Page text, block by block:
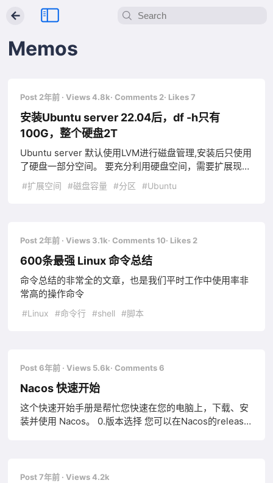
←
Memos
Post 2年前 · Views 4.8k· Comments 2· Likes 7
安装Ubuntu server 22.04后，df -h只有
100G，整个硬盘2T
Ubuntu server 默认使用LVM进行磁盘管理,安装后只使用
了硬盘一部分空间。 要充分利用硬盘空间，需要扩展现有
的逻辑卷。 如果添加新硬盘，需要将其添加到现有的卷
组，然后扩展逻辑卷.
#扩展空间 #磁盘容量 #分区 #Ubuntu
Post 2年前 · Views 3.1k· Comments 10· Likes 2
600条最强 Linux 命令总结
命令总结的非常全的文章，也是我们平时工作中使用率非
常高的操作命令
#Linux #命令行 #shell #脚本
Post 6年前 · Views 5.6k· Comments 6
Nacos 快速开始
这个快速开始手册是帮忙您快速在您的电脑上，下载、安
装并使用 Nacos。 0.版本选择 您可以在Nacos的release
需要为此配置 Maven环境，请确保是在以下版本环境中安
Post 7年前 · Views 4.2k